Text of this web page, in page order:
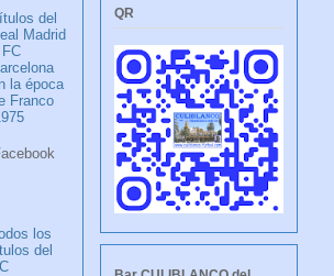
del
Madrid
la época
Franco
los
del
QR